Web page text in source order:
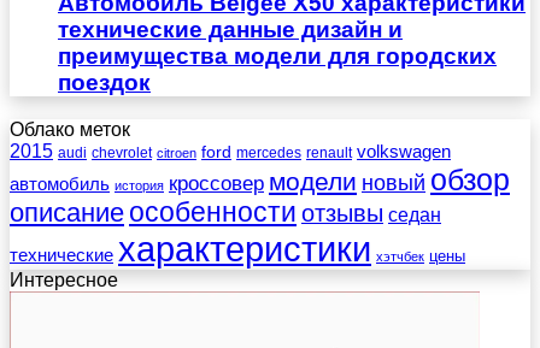
технические данные дизайн и
преимущества модели для городских
поездок
Облако меток
2015 audi chevrolet citroen ford mercedes renault volkswagen
автомобиль история кроссовер модели новый обзор
описание особенности отзывы седан
технические характеристики хэтчбек цены
Интересное